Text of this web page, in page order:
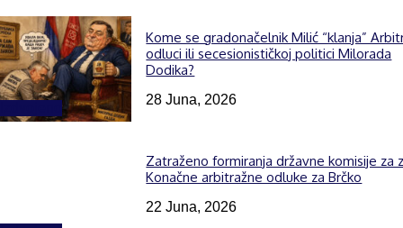
Kome se gradonačelnik Milić “klanja”
odluci ili secesionističkoj politici Milorada
Dodika?
28 Juna, 2026
Zatraženo formiranja državne komisije za
Konačne arbitražne odluke za Brčko
22 Juna, 2026